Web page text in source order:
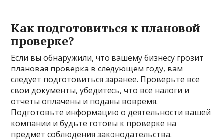
Как подготовиться к плановой
проверке?
Если вы обнаружили, что вашему бизнесу грозит
плановая проверка в следующем году, вам
следует подготовиться заранее. Проверьте все
свои документы, убедитесь, что все налоги и
отчеты оплачены и поданы вовремя.
Подготовьте информацию о деятельности вашей
компании и будьте готовы к проверке на
предмет соблюдения законодательства.